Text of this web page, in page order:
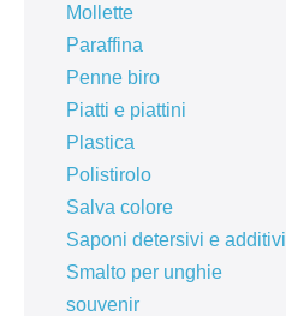
Mollette
Paraffina
Penne biro
Piatti e piattini
Plastica
Polistirolo
Salva colore
Saponi detersivi e additivi
Smalto per unghie
souvenir